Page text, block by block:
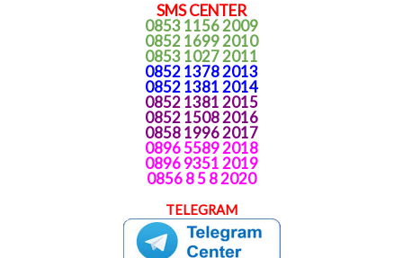
SMS CENTER
0853 1156 2009
0852 1699 2010
0853 1027 2011
0852 1378 2013
0852 1381 2014
0852 1381 2015
0852 1508 2016
0858 1996 2017
0896 5589 2018
0896 9351 2019
0856 8 5 8 2020
TELEGRAM